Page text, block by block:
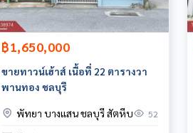
฿1,650,000
ขายทาวน์เฮ้าส์ เนื้อที่ 22 ตารางวา
พานทอง ชลบุรี
พัทยา บางแสน ชลบุรี สัตหีบ 52